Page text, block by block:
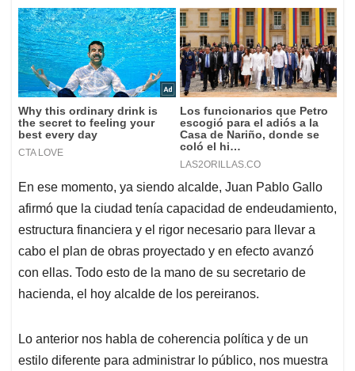
En ese momento, ya siendo alcalde, Juan Pablo Gallo
afirmó que la ciudad tenía capacidad de endeudamiento,
estructura financiera y el rigor necesario para llevar a
cabo el plan de obras proyectado y en efecto avanzó
con ellas. Todo esto de la mano de su secretario de
hacienda, el hoy alcalde de los pereiranos.
Lo anterior nos habla de coherencia política y de un
estilo diferente para administrar lo público, nos muestra